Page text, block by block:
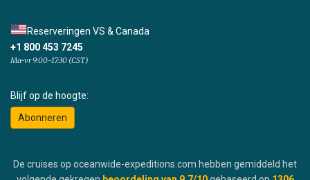
Reserveringen VS & Canada
+1 800 453 7245
Ma-vr 9:00-17:30 (CST)
Blijf op de hoogte:
Abonneren
De cruises op oceanwide-expeditions.com hebben gemiddeld het